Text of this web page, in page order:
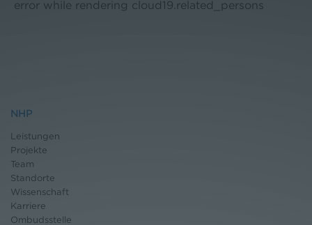
error while rendering cloud19.related_persons
NHP
Leistungen
Projekte
Team
Standorte
Wissenschaft
Karriere
Ombudsstelle